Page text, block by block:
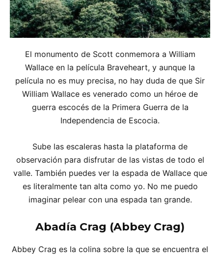
El monumento de Scott conmemora a William
Wallace en la película Braveheart, y aunque la
película no es muy precisa, no hay duda de que Sir
William Wallace es venerado como un héroe de
guerra escocés de la Primera Guerra de la
Independencia de Escocia.
Sube las escaleras hasta la plataforma de
observación para disfrutar de las vistas de todo el
valle. También puedes ver la espada de Wallace que
es literalmente tan alta como yo. No me puedo
imaginar pelear con una espada tan grande.
Abadía Crag (Abbey Crag)
Abbey Crag es la colina sobre la que se encuentra el